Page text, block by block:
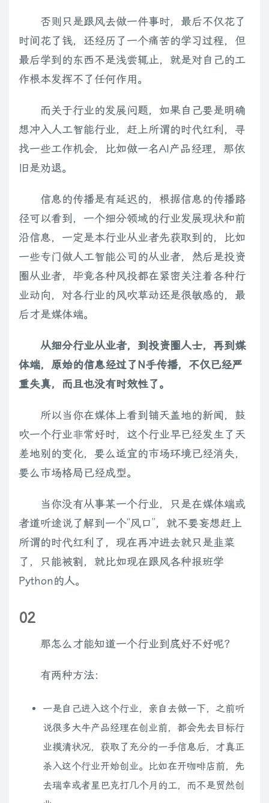
否则只是跟风去做一件事时，最后不仅花了
时间花了钱，还经历了一个痛苦的学习过程，但
最后学到的东西不是浅尝辄止，就是对自己的工
作根本发挥不了任何作用。
而关于行业的发展问题，如果自己要是明确
想冲入人工智能行业，赶上所谓的时代红利，寻
找一些工作机会，比如做一名AI产品经理，那依
旧是劝退。
信息的传播是有延迟的，根据信息的传播路
径可以看到，一个细分领域的行业发展现状和前
沿信息，一定是本行业从业者先获取到的，比如
一些专门做人工智能公司的从业者，然后是投资
圈从业者，毕竟各种风投都在紧密关注着各种行
业动向，对各行业的风吹草动还是很敏感的，最
后才是媒体端。
从细分行业从业者，到投资圈人士，再到媒
体端，原始的信息经过了N手传播，不仅已经严
重失真，而且也没有时效性了。
所以当你在媒体上看到铺天盖地的新闻，鼓
吹一个行业非常好时，这个行业早已经发生了天
差地别的变化，要么适宜的市场环境已经消失，
要么市场格局已经成型。
当你没有从事某一个行业，只是在媒体端或
者道听途说了解到一个“风口”，就不要妄想赶上
所谓的时代红利了，现在再冲进去就只是韭菜
了，只能被割，就比如现在跟风各种报班学
Python的人。
02
那怎么才能知道一个行业到底好不好呢？
有两种方法：
一是自己进入这个行业，亲自去做一下，之前听
说很多大牛产品经理在创业前，都会先去目标行
业摸清状况，获取了充分的一手信息后，才真正
杀入这个行业开始创业。比如在开咖啡店前，先
去瑞幸或者星巴克打几个月的工，而不是贸然创